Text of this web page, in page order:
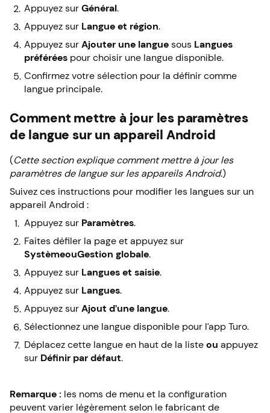
Appuyez sur Général.
Appuyez sur Langue et région.
Appuyez sur Ajouter une langue sous Langues
préférées pour choisir une langue disponible.
Confirmez votre sélection pour la définir comme
langue principale.
Comment mettre à jour les paramètres
de langue sur un appareil Android
(Cette section explique comment mettre à jour les
paramètres de langue sur les appareils Android.)
Suivez ces instructions pour modifier les langues sur un
appareil Android :
Appuyez sur Paramètres.
Faites défiler la page et appuyez sur
SystèmeouGestion globale.
Appuyez sur Langues et saisie.
Appuyez sur Langues.
Appuyez sur Ajout d’une langue.
Sélectionnez une langue disponible pour l’app Turo.
Déplacez cette langue en haut de la liste ou appuyez
sur Définir par défaut.
Remarque : les noms de menu et la configuration
peuvent varier légèrement selon le fabricant de